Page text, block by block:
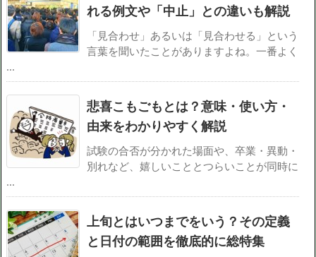
れる例文や「中止」との違いも解説
「見合わせ」あるいは「見合わせる」という
言葉を聞いたことがありますよね。一番よく
...
悲喜こもごもとは？意味・使い方・
由来をわかりやすく解説
試験の合否が分かれた場面や、卒業・異動・
別れなど、嬉しいこととつらいことが同時に
...
上旬とはいつまでをいう？その定義
と日付の範囲を徹底的に総特集